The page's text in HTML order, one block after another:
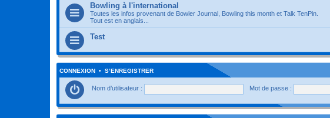
Bowling à l'international
Toutes les infos provenant de Bowler Journal, Bowling this month et Talk TenPin.
Tout est en anglais...
Test
CONNEXION • S’ENREGISTRER
Nom d’utilisateur : Mot de passe :